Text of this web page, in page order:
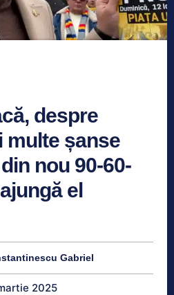
despre
multe șanse
nou 90-60-
el
Gabriel
2025